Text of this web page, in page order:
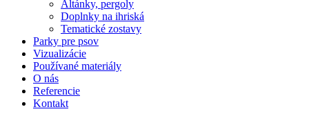
Altánky, pergoly
Doplnky na ihriská
Tematické zostavy
Parky pre psov
Vizualizácie
Používané materiály
O nás
Referencie
Kontakt